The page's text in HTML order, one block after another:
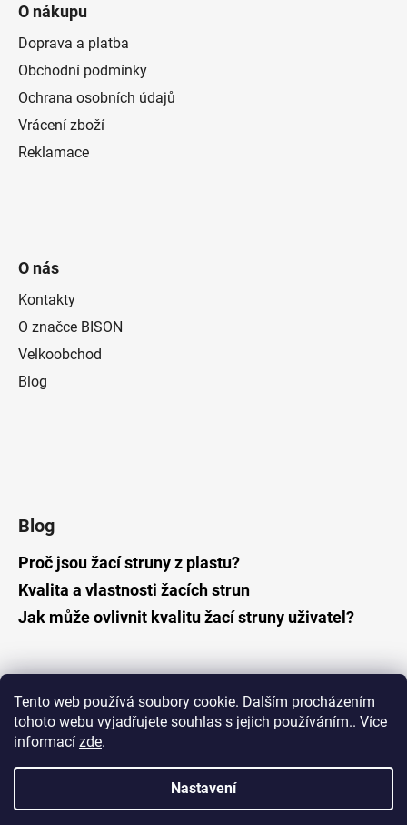
Tento web používá soubory cookie. Dalším procházením
tohoto webu vyjadřujete souhlas s jejich používáním.. Více
informací zde.
Nastavení
O nákupu
Doprava a platba
Obchodní podmínky
Ochrana osobních údajů
Vrácení zboží
Reklamace
O nás
Kontakty
O značce BISON
Velkoobchod
Blog
Blog
Proč jsou žací struny z plastu?
Kvalita a vlastnosti žacích strun
Jak může ovlivnit kvalitu žací struny uživatel?